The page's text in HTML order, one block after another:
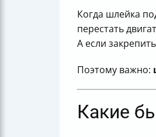
Когда шлейка
перестать
А если
Поэтому важно:
Какие